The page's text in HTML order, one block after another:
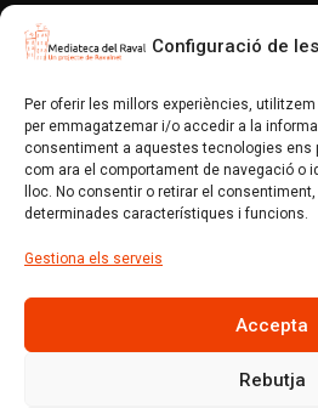
Configuració de
Per oferir les millors experiències,
per emmagatzemar i/o accedir a la
consentiment a aquestes tecnologies ens
com ara el comportament de navegació o
lloc. No consentir o retirar el
determinades característiques i funcions.
Gestiona els serveis
Accepta
Rebutja
Autoservicios Muñoz
En aquesta ocasió parlem amb
Mediateca del Raval (Un projecte
Avís Legal
Política de privacitat i
Política de xarxes socials
Amb el suport de: